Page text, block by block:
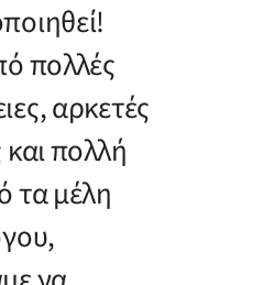
πολλές
αρκετές
πολλή
τα μέλη